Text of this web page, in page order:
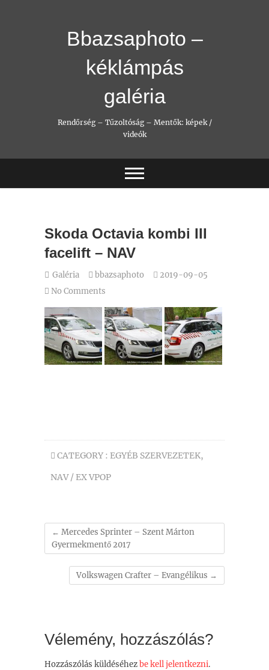
Bbazsaphoto –
kéklámpás
galéria
Rendőrség – Tűzoltóság – Mentők: képek /
videók
Skoda Octavia kombi III
facelift – NAV
Galéria bbazsaphoto
2019-09-05
No Comments
CATEGORY : EGYÉB SZERVEZETEK,
NAV / EX VPOP
← Mercedes Sprinter – Szent Márton
Gyermekmentő 2017
Volkswagen Crafter – Evangélikus →
Vélemény, hozzászólás?
Hozzászólás küldéséhezbe kell jelentkezni.